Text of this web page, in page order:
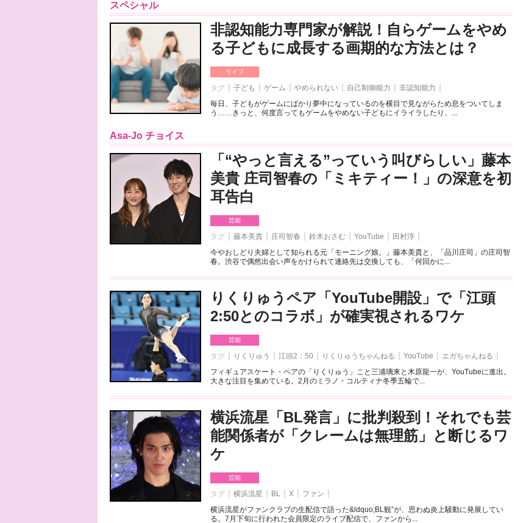
スペシャル
非認知能力専門家が解説！自らゲームをやめ
る子どもに成長する画期的な方法とは？
ライフ
タグ 子ども ゲーム やめられない 自己制御能力
非認知能力
毎日、子どもがゲームにばかり夢中になっているのを横目で見ながらため息をついてしま
う……きっと、何度言ってもゲームをやめない子どもにイライラしたり、...
Asa-Jo チョイス
「“やっと言える”っていう叫びらしい」藤本
美貴 庄司智春の「ミキティー！」の深意を初
耳告白
芸能
タグ 藤本美貴 庄司智春 鈴木おさむ YouTube
田村淳
今やおしどり夫婦として知られる元「モーニング娘。」藤本美貴と、「品川庄司」の庄司智
春。渋谷で偶然出会い声をかけられて連絡先は交換しても、「何回かに...
りくりゅうペア「YouTube開設」で「江頭
2:50とのコラボ」が確実視されるワケ
芸能
タグ りくりゅう 江頭2：50 りくりゅうちゃんねる YouTube
エガちゃんねる
フィギュアスケート・ペアの「りくりゅう」こと三浦璃来と木原龍一が、YouTubeに進出。
大きな注目を集めている。2月のミラノ・コルティナ冬季五輪で...
横浜流星「BL発言」に批判殺到！それでも芸
能関係者が「クレームは無理筋」と断じるワ
ケ
芸能
タグ 横浜流星 BL X
ファン
横浜流星がファンクラブの生配信で語った&ldquo;BL観”が、思わぬ炎上騒動に発展してい
る。7月下旬に行われた会員限定のライブ配信で、ファンから...